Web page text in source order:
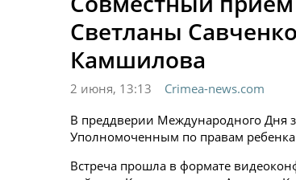
Светланы
Камшилова
2 июня, 13:13
Crimea-news.com
В преддверии Международного Дня
Уполномоченным по правам
Встреча прошла в формате